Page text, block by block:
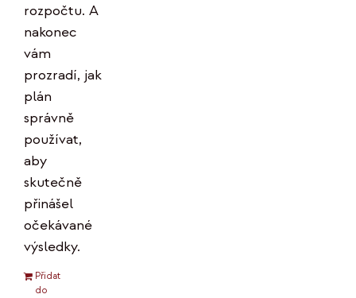
rozpočtu. A
nakonec
vám
prozradí, jak
plán
správně
používat,
aby
skutečně
přinášel
očekávané
výsledky.
Přidat
do